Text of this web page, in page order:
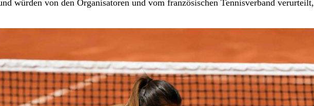
würden von den Organisatoren und vom französischen Tennisverband verurteilt,